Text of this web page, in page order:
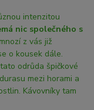
intenzitou
nic společného s
z vás již
o kousek dále.
odrůda špičkové
mezi horami a
Kávovníky tam